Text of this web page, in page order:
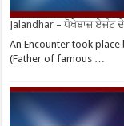
Jalandhar – ਧੋਖੇਬਾਜ਼ ਏਜੰਟ
An Encounter took
(Father of famous …